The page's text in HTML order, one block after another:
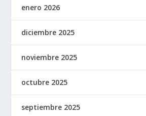
enero 2026
diciembre 2025
noviembre 2025
octubre 2025
septiembre 2025